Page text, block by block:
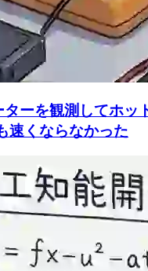
ーを観測してホッ
速くならなかった